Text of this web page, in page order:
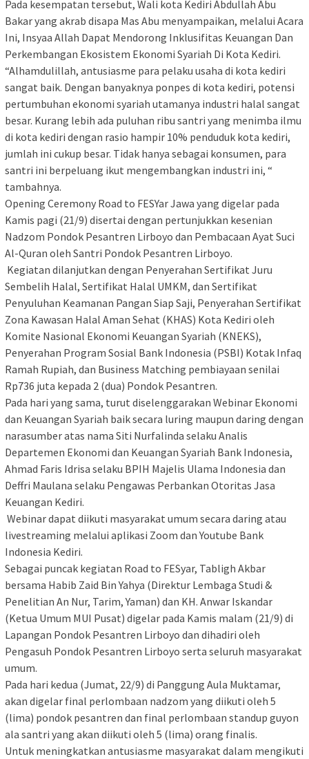
Pada kesempatan tersebut, Wali kota Kediri Abdullah Abu
Bakar yang akrab disapa Mas Abu menyampaikan, melalui Acara
Ini, Insyaa Allah Dapat Mendorong Inklusifitas Keuangan Dan
Perkembangan Ekosistem Ekonomi Syariah Di Kota Kediri.
“Alhamdulillah, antusiasme para pelaku usaha di kota kediri
sangat baik. Dengan banyaknya ponpes di kota kediri, potensi
pertumbuhan ekonomi syariah utamanya industri halal sangat
besar. Kurang lebih ada puluhan ribu santri yang menimba ilmu
di kota kediri dengan rasio hampir 10% penduduk kota kediri,
jumlah ini cukup besar. Tidak hanya sebagai konsumen, para
santri ini berpeluang ikut mengembangkan industri ini, “
tambahnya.
Opening Ceremony Road to FESYar Jawa yang digelar pada
Kamis pagi (21/9) disertai dengan pertunjukkan kesenian
Nadzom Pondok Pesantren Lirboyo dan Pembacaan Ayat Suci
Al-Quran oleh Santri Pondok Pesantren Lirboyo.
Kegiatan dilanjutkan dengan Penyerahan Sertifikat Juru
Sembelih Halal, Sertifikat Halal UMKM, dan Sertifikat
Penyuluhan Keamanan Pangan Siap Saji, Penyerahan Sertifikat
Zona Kawasan Halal Aman Sehat (KHAS) Kota Kediri oleh
Komite Nasional Ekonomi Keuangan Syariah (KNEKS),
Penyerahan Program Sosial Bank Indonesia (PSBI) Kotak Infaq
Ramah Rupiah, dan Business Matching pembiayaan senilai
Rp736 juta kepada 2 (dua) Pondok Pesantren.
Pada hari yang sama, turut diselenggarakan Webinar Ekonomi
dan Keuangan Syariah baik secara luring maupun daring dengan
narasumber atas nama Siti Nurfalinda selaku Analis
Departemen Ekonomi dan Keuangan Syariah Bank Indonesia,
Ahmad Faris Idrisa selaku BPIH Majelis Ulama Indonesia dan
Deffri Maulana selaku Pengawas Perbankan Otoritas Jasa
Keuangan Kediri.
Webinar dapat diikuti masyarakat umum secara daring atau
livestreaming melalui aplikasi Zoom dan Youtube Bank
Indonesia Kediri.
Sebagai puncak kegiatan Road to FESyar, Tabligh Akbar
bersama Habib Zaid Bin Yahya (Direktur Lembaga Studi &
Penelitian An Nur, Tarim, Yaman) dan KH. Anwar Iskandar
(Ketua Umum MUI Pusat) digelar pada Kamis malam (21/9) di
Lapangan Pondok Pesantren Lirboyo dan dihadiri oleh
Pengasuh Pondok Pesantren Lirboyo serta seluruh masyarakat
umum.
Pada hari kedua (Jumat, 22/9) di Panggung Aula Muktamar,
akan digelar final perlombaan nadzom yang diikuti oleh 5
(lima) pondok pesantren dan final perlombaan standup guyon
ala santri yang akan diikuti oleh 5 (lima) orang finalis.
Untuk meningkatkan antusiasme masyarakat dalam mengikuti